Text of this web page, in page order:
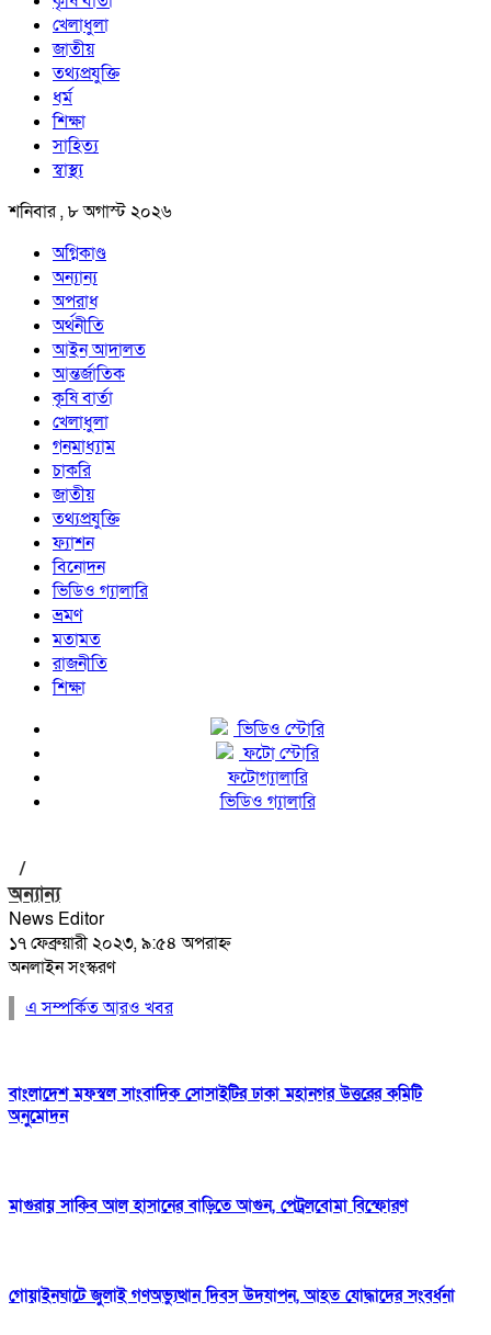
খেলাধুলা
জাতীয়
তথ্যপ্রযুক্তি
ধর্ম
শিক্ষা
সাহিত্য
স্বাস্থ্য
শনিবার , ৮ অগাস্ট ২০২৬
অগ্নিকাণ্ড
অন্যান্য
অপরাধ
অর্থনীতি
আইন আদালত
আন্তর্জাতিক
কৃষি বার্তা
খেলাধুলা
গনমাধ্যাম
চাকরি
জাতীয়
তথ্যপ্রযুক্তি
ফ্যাশন
বিনোদন
ভিডিও গ্যালারি
ভ্রমণ
মতামত
রাজনীতি
শিক্ষা
ভিডিও স্টোরি
ফটো স্টোরি
ফটোগ্যালারি
ভিডিও গ্যালারি
/
অন্যান্য
News Editor
১৭ ফেব্রুয়ারী ২০২৩, ৯:৫৪ অপরাহ্ন
অনলাইন সংস্করণ
এ সম্পর্কিত আরও খবর
বাংলাদেশ মফস্বল সাংবাদিক সোসাইটির ঢাকা মহানগর উত্তরের কমিটি
অনুমোদন
মাগুরায় সাকিব আল হাসানের বাড়িতে আগুন, পেট্রলবোমা বিস্ফোরণ
গোয়াইনঘাটে জুলাই গণঅভ্যুত্থান দিবস উদযাপন, আহত যোদ্ধাদের সংবর্ধনা